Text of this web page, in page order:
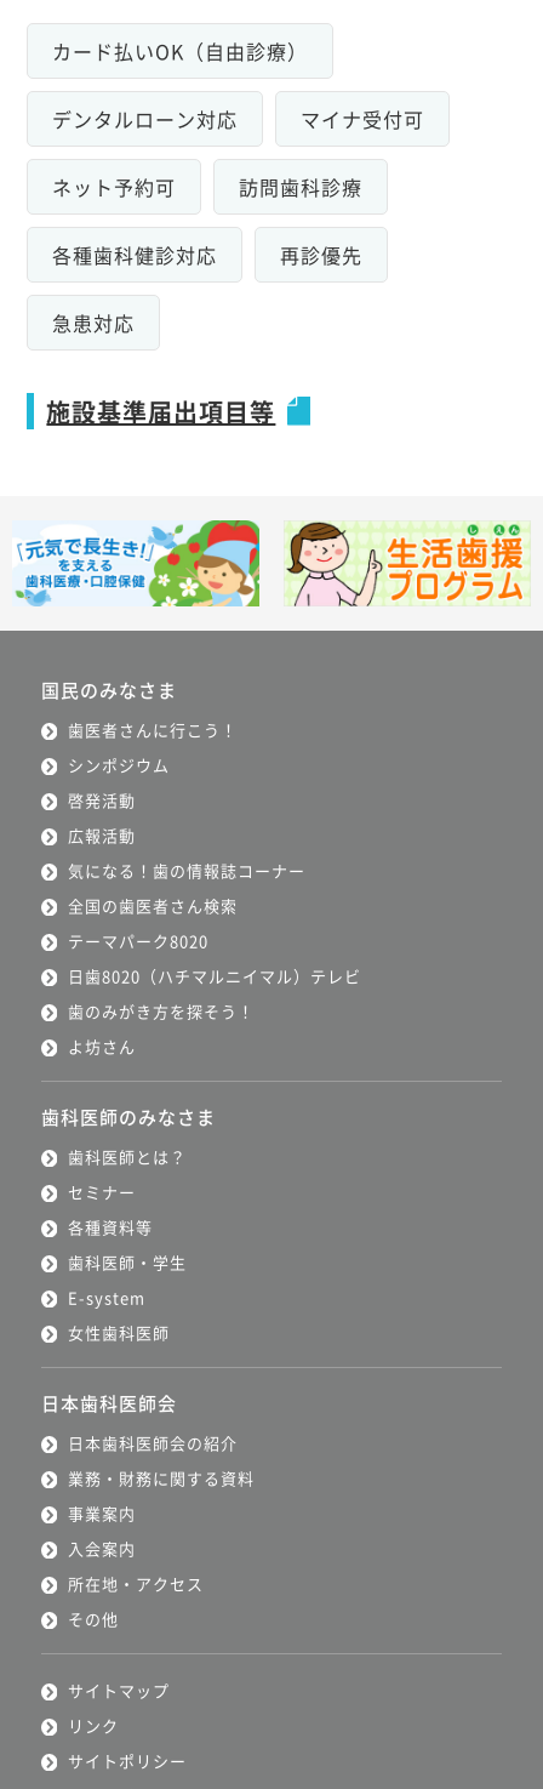
カード払いOK（自由診療）
デンタルローン対応 マイナ受付可
ネット予約可 訪問歯科診療
各種歯科健診対応 再診優先
急患対応
施設基準届出項目等
国民のみなさま
歯医者さんに行こう！
シンポジウム
啓発活動
広報活動
気になる！歯の情報誌コーナー
全国の歯医者さん検索
テーマパーク8020
日歯8020（ハチマルニイマル）テレビ
歯のみがき方を探そう！
よ坊さん
歯科医師のみなさま
歯科医師とは？
セミナー
各種資料等
歯科医師・学生
E-system
女性歯科医師
日本歯科医師会
日本歯科医師会の紹介
業務・財務に関する資料
事業案内
入会案内
所在地・アクセス
その他
サイトマップ
リンク
サイトポリシー